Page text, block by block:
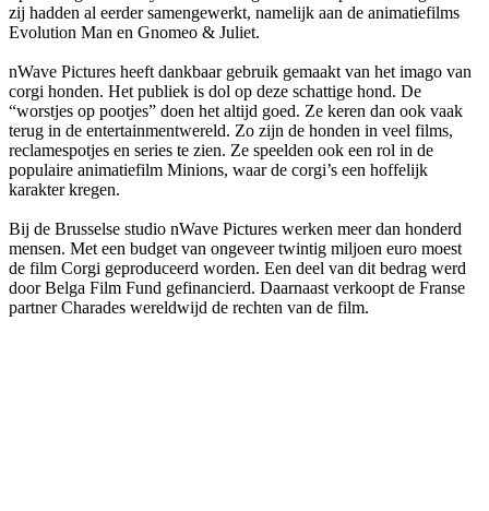
zij hadden al eerder samengewerkt, namelijk aan de animatiefilms
Evolution Man en Gnomeo & Juliet.
nWave Pictures heeft dankbaar gebruik gemaakt van het imago van
corgi honden. Het publiek is dol op deze schattige hond. De
“worstjes op pootjes” doen het altijd goed. Ze keren dan ook vaak
terug in de entertainmentwereld. Zo zijn de honden in veel films,
reclamespotjes en series te zien. Ze speelden ook een rol in de
populaire animatiefilm Minions, waar de corgi’s een hoffelijk
karakter kregen.
Bij de Brusselse studio nWave Pictures werken meer dan honderd
mensen. Met een budget van ongeveer twintig miljoen euro moest
de film Corgi geproduceerd worden. Een deel van dit bedrag werd
door Belga Film Fund gefinancierd. Daarnaast verkoopt de Franse
partner Charades wereldwijd de rechten van de film.